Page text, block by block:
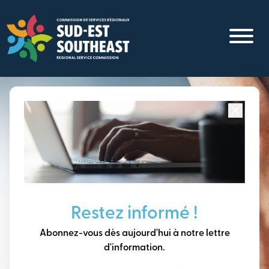
contenu
principal
Restez informé !
Abonnez-vous dès aujourd'hui à notre lettre
d'information.
Concentré sur toutes les communautés du
Nouveau-Brunswick
construire notre avenir